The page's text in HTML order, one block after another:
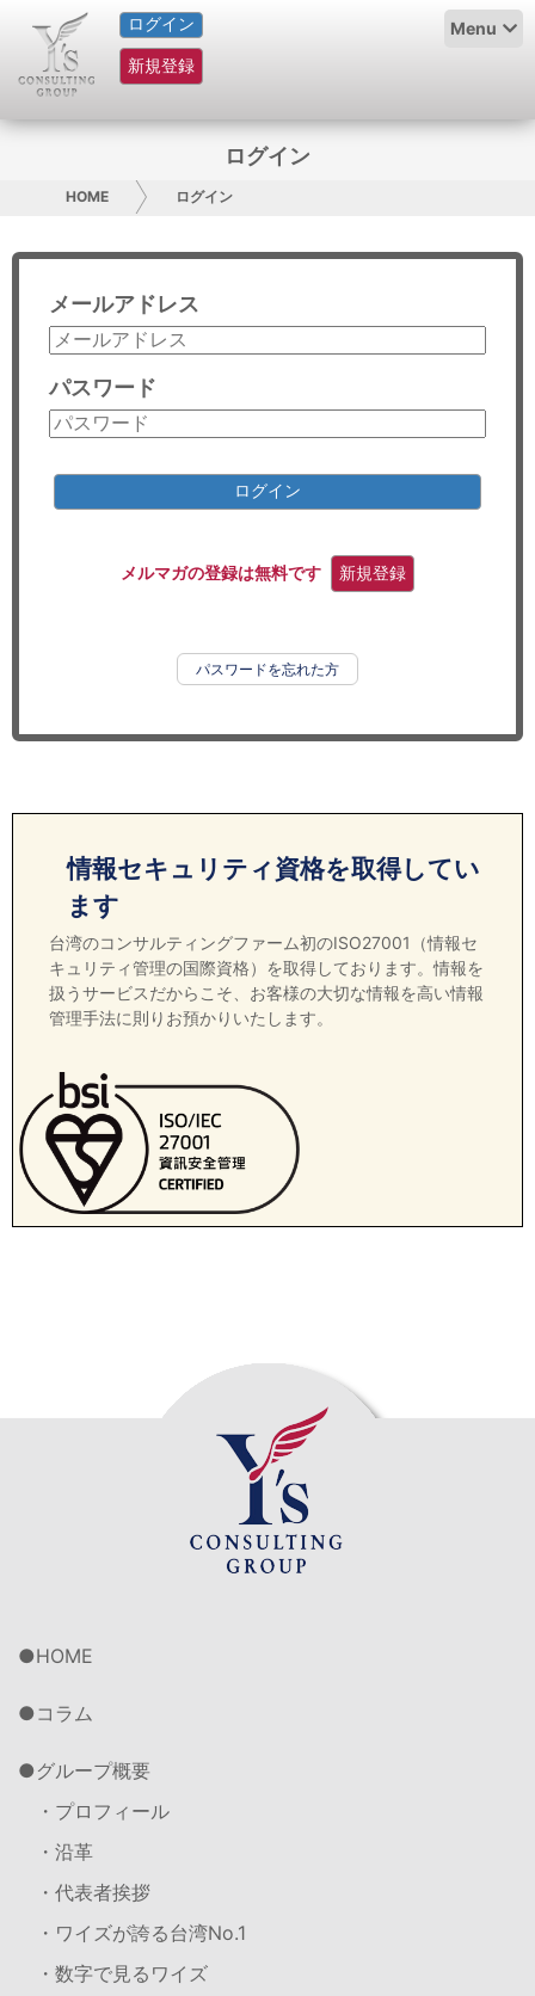
ログイン
新規登録
Menu
HOME
サービス紹介
グループ概要
採用情報
お問い合わせ
コンサルティング
リサーチ
ログイン
HOME ログイン
メールアドレス
パスワード
ログイン
メルマガの登録は無料です 新規登録
パスワードを忘れた方
情報セキュリティ資格を取得してい
ます
台湾のコンサルティングファーム初のISO27001（情報セ
キュリティ管理の国際資格）を取得しております。情報を
扱うサービスだからこそ、お客様の大切な情報を高い情報
管理手法に則りお預かりいたします。
HOME
コラム
グループ概要
・プロフィール
・沿革
・代表者挨拶
・ワイズが誇る台湾No.1
・数字で見るワイズ